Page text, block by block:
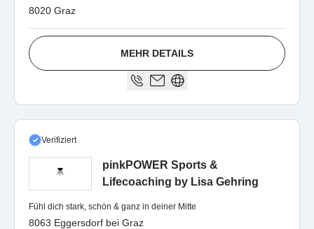
8020 Graz
MEHR DETAILS
Verifiziert
pinkPOWER Sports &
Lifecoaching by Lisa Gehring
Fühl dich stark, schön & ganz in deiner Mitte
8063 Eggersdorf bei Graz